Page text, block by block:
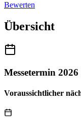
Bewerten
Übersicht
Messetermin 2026
Voraussichtlicher